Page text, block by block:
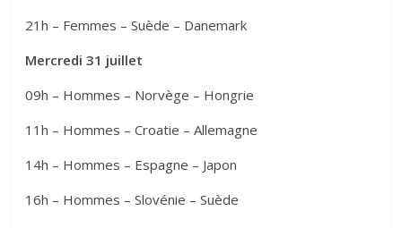
21h – Femmes – Suède – Danemark
Mercredi 31 juillet
09h – Hommes – Norvège – Hongrie
11h – Hommes – Croatie – Allemagne
14h – Hommes – Espagne – Japon
16h – Hommes – Slovénie – Suède